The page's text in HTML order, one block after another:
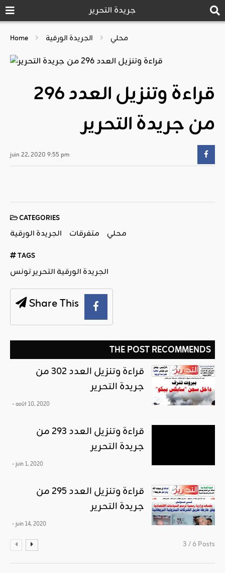
جريدة التحرير
Home محلي الجريدة الورقية
قراءة وتنزيل العدد 296
من جريدة التحرير
juin 22, 2020 9:55 pm
CATEGORIES
الجريدة الورقية متفرقات محلي
TAGS
الجريدة الورقية التحرير تونس
Share This
THE POST RECOMMENDS
قراءة وتنزيل العدد 302 من
جريدة التحرير
- août 10, 2020
قراءة وتنزيل العدد 293 من
جريدة التحرير
- juin 1, 2020
قراءة وتنزيل العدد 295 من
جريدة التحرير
- juin 14, 2020
3 / 6 Posts